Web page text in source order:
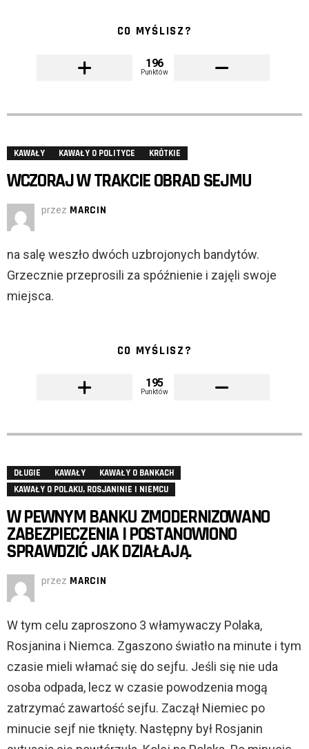
CO MYŚLISZ?
196
Punktów
KAWAŁY KAWAŁY O POLITYCE KRÓTKIE
WCZORAJ W TRAKCIE OBRAD SEJMU
przez MARCIN
na salę weszło dwóch uzbrojonych bandytów.
Grzecznie przeprosili za spóźnienie i zajęli swoje
miejsca.
CO MYŚLISZ?
195
Punktów
DŁUGIE KAWAŁY
KAWAŁY O BANKACH
KAWAŁY O POLAKU, ROSJANINIE I NIEMCU
W PEWNYM BANKU ZMODERNIZOWANO
ZABEZPIECZENIA I POSTANOWIONO
SPRAWDZIĆ JAK DZIAŁAJĄ.
przez MARCIN
W tym celu zaproszono 3 włamywaczy Polaka,
Rosjanina i Niemca. Zgaszono światło na minute i tym
czasie mieli włamać się do sejfu. Jeśli się nie uda
osoba odpada, lecz w czasie powodzenia mogą
zatrzymać zawartość sejfu. Zaczął Niemiec po
minucie sejf nie tknięty. Następny był Rosjanin